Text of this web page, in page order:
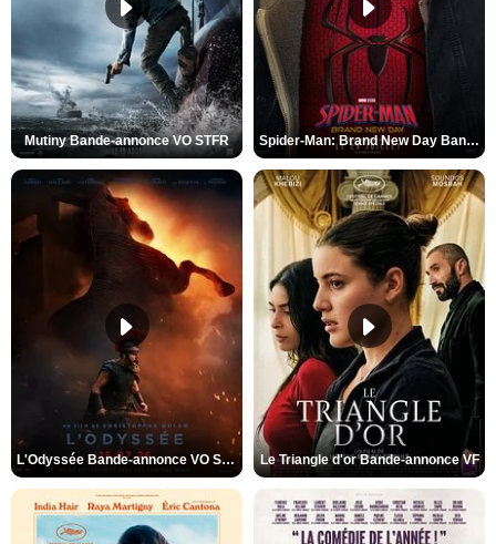
Mutiny Bande-annonce VO STFR Spider-Man: Brand New Day Bande-annonce VO STFR
L'Odyssée Bande-annonce VO STFR Le Triangle d'or Bande-annonce VF